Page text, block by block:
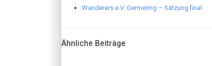
Wanderers e.V. Germering – Satzung final
Ähnliche Beiträge